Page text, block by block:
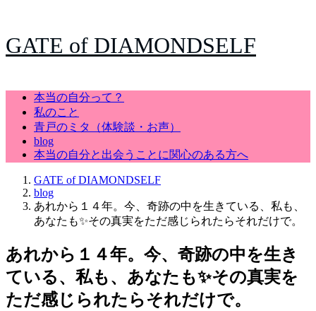
GATE of DIAMONDSELF
本当の自分って？
私のこと
青戸のミタ（体験談・お声）
blog
本当の自分と出会うことに関心のある方へ
GATE of DIAMONDSELF
blog
あれから１４年。今、奇跡の中を生きている、私も、
あなたも✨その真実をただ感じられたらそれだけで。
あれから１４年。今、奇跡の中を生き
ている、私も、あなたも✨その真実を
ただ感じられたらそれだけで。